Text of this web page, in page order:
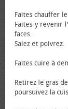
Faites chauffer
Faites-y revenir
faces.
Salez et poivrez.
Faites cuire à
Retirez le gras
poursuivez la